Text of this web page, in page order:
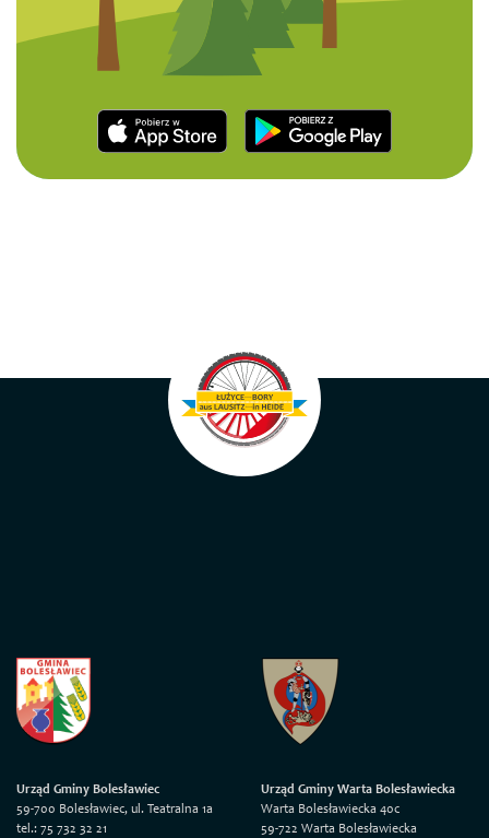
Urząd Gminy Bolesławiec
59-700 Bolesławiec, ul. Teatralna 1a
tel.: 75 732 32 21
Urząd Gminy Warta Bolesławiecka
Warta Bolesławiecka 40c
59-722 Warta Bolesławiecka